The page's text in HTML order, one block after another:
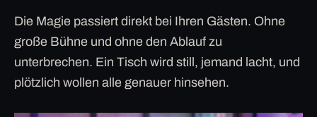
Die Magie passiert direkt bei Ihren Gästen. Ohne
große Bühne und ohne den Ablauf zu
unterbrechen. Ein Tisch wird still, jemand lacht, und
plötzlich wollen alle genauer hinsehen.